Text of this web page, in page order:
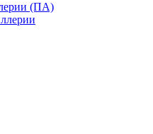
(ПА)